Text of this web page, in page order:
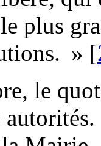
plus
» [
le